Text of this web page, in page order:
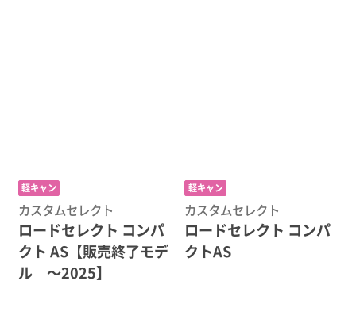
軽キャン
カスタムセレクト
ロードセレクト コンパ
クト AS【販売終了モデ
ル 〜2025】
軽キャン
カスタムセレクト
ロードセレクト コンパ
クトAS